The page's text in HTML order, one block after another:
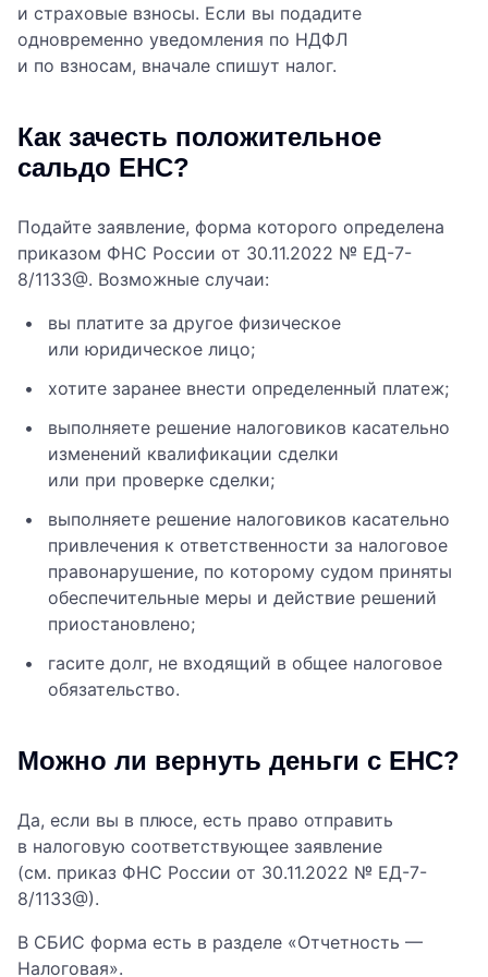
и страховые взносы. Если вы подадите
одновременно уведомления по НДФЛ
и по взносам, вначале спишут налог.
Как зачесть положительное
сальдо ЕНС?
Подайте заявление, форма которого определена
приказом ФНС России от 30.11.2022 № ЕД-7-
8/1133@. Возможные случаи:
вы платите за другое физическое
или юридическое лицо;
хотите заранее внести определенный платеж;
выполняете решение налоговиков касательно
изменений квалификации сделки
или при проверке сделки;
выполняете решение налоговиков касательно
привлечения к ответственности за налоговое
правонарушение, по которому судом приняты
обеспечительные меры и действие решений
приостановлено;
гасите долг, не входящий в общее налоговое
обязательство.
Можно ли вернуть деньги с ЕНС?
Да, если вы в плюсе, есть право отправить
в налоговую соответствующее заявление
(см. приказ ФНС России от 30.11.2022 № ЕД-7-
8/1133@).
В СБИС форма есть в разделе «Отчетность —
Налоговая».